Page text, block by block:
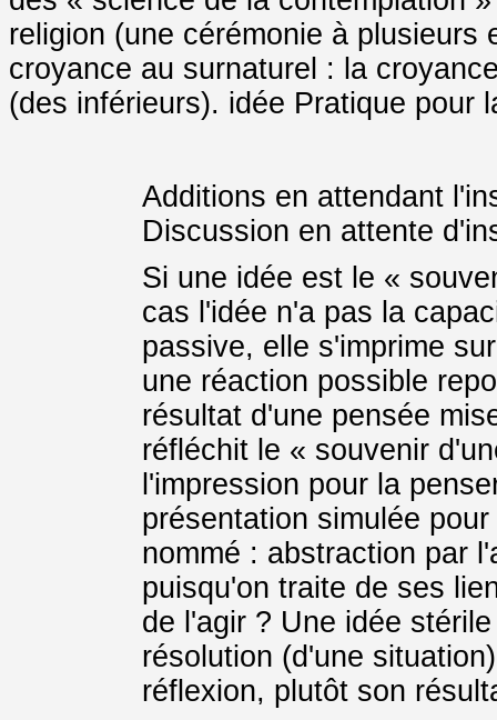
religion (une cérémonie à
croyance au surnaturel : la
(des inférieurs). idée Pratique pour
Additions en attendant
Discussion en attente
Si une idée est le «
cas l'idée n'a pas la
passive, elle s'imprime
une réaction possible
résultat d'une pensée
réfléchit le « souvenir
l'impression pour la
présentation simulée
nommé : abstraction par
puisqu'on traite de ses
de l'agir ? Une idée
résolution (d'une
réflexion, plutôt son